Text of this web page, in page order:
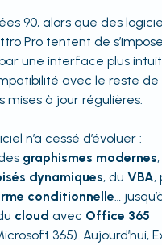
90, alors que des
Pro tentent de
une interface plus
avec le reste de
à jour régulières.
n’a cessé d’évoluer :
graphismes modernes
dynamiques, du VBA,
conditionnelle…
cloud avec Office 365
365). Aujourd’hui,